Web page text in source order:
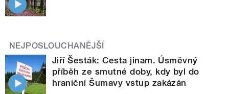
NEJPOSLOUCHANĚJŠÍ
Jiří Šesták: Cesta jinam. Úsměvný
příběh ze smutné doby, kdy byl do
hraniční Šumavy vstup zakázán